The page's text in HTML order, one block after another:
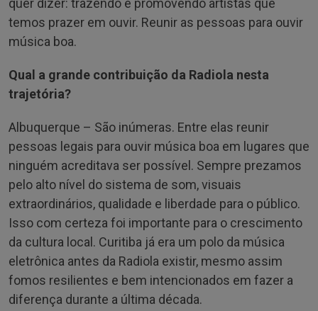
quer dizer: trazendo e promovendo artistas que
temos prazer em ouvir. Reunir as pessoas para ouvir
música boa.
Qual a grande contribuição da Radiola nesta
trajetória?
Albuquerque – São inúmeras. Entre elas reunir
pessoas legais para ouvir música boa em lugares que
ninguém acreditava ser possível. Sempre prezamos
pelo alto nível do sistema de som, visuais
extraordinários, qualidade e liberdade para o público.
Isso com certeza foi importante para o crescimento
da cultura local. Curitiba já era um polo da música
eletrônica antes da Radiola existir, mesmo assim
fomos resilientes e bem intencionados em fazer a
diferença durante a última década.